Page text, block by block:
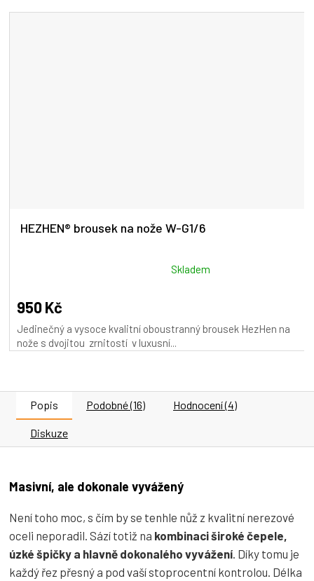
HEZHEN® brousek na nože W-G1/6
produktu
je
5,0
z
Skladem
950 Kč
Jedinečný a vysoce kvalitní oboustranný brousek HezHen na
nože s dvojitou zrnitostí v luxusní...
Popis Podobné (16) Hodnocení (4)
Diskuze
Masivní, ale dokonale vyvážený
Není toho moc, s čím by se tenhle nůž z kvalitní nerezové
oceli neporadil. Sází totiž na kombinaci široké čepele,
úzké špičky a hlavně dokonalého vyvážení . Díky tomu je
každý řez přesný a pod vaší stoprocentní kontrolou. Délka